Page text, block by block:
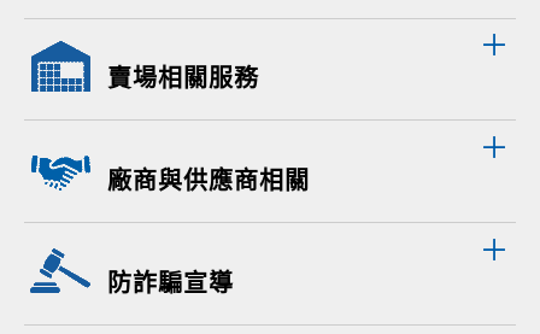
賣場相關服務
廠商與供應商相關
防詐騙宣導